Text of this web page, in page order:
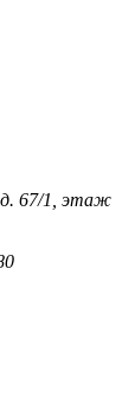
д. 67/1, этаж